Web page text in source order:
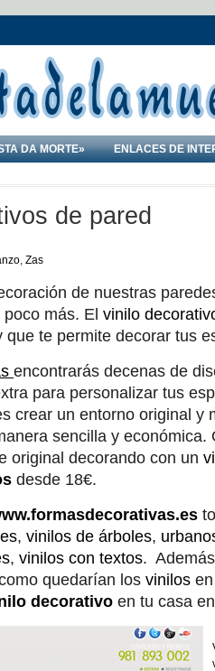
DA MORTE» ENLACES DE
de pared
, Zas
de nuestras
más. El vinilo
que te permite decorar tus
encontrarás decenas de
para personalizar tus
crear un entorno original y
sencilla y económica.
original decorando con un
desde 18€.
, vinilos de árboles,
, vinilos con textos.
quedarían los vinilos
decorativo en tu casa